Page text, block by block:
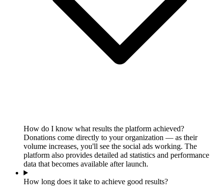
How do I know what results the platform achieved?
Donations come directly to your organization — as their
volume increases, you'll see the social ads working. The
platform also provides detailed ad statistics and performance
data that becomes available after launch.
How long does it take to achieve good results?